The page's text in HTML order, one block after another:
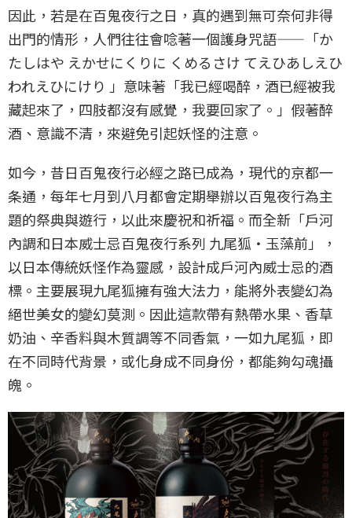
因此，若是在百鬼夜行之日，真的遇到無可奈何非得
出門的情形，人們往往會唸著一個護身咒語——「か
たしはや えかせにくりに くめるさけ てえひあしえひ
われえひにけり 」意味著「我已經喝醉，酒已經被我
藏起來了，四肢都沒有感覺，我要回家了。」假著醉
酒、意識不清，來避免引起妖怪的注意。
如今，昔日百鬼夜行必經之路已成為，現代的京都一
条通，每年七月到八月都會定期舉辦以百鬼夜行為主
題的祭典與遊行，以此來慶祝和祈福。而全新「戶河
內調和日本威士忌百鬼夜行系列 九尾狐・玉藻前」，
以日本傳統妖怪作為靈感，設計成戶河內威士忌的酒
標。主要展現九尾狐擁有強大法力，能將外表變幻為
絕世美女的變幻莫測。因此這款帶有熱帶水果、香草
奶油、辛香料與木質調等不同香氣，一如九尾狐，即
在不同時代背景，或化身成不同身份，都能夠勾魂攝
魄。